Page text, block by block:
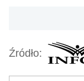
Źródło: